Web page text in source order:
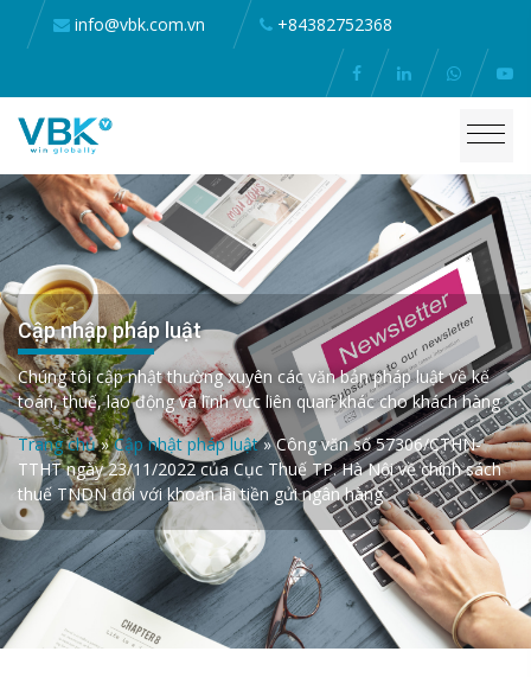
info@vbk.com.vn +84382752368
Cập nhập pháp luật
Chúng tôi cập nhật thường xuyên các văn bản pháp luật về kế
toán, thuế, lao động và lĩnh vực liên quan khác cho khách hàng
Trang chủ»Cập nhật pháp luật»Công văn số 57306/CTHN-
TTHT ngày 23/11/2022 của Cục Thuế TP. Hà Nội về chính sách
thuế TNDN đối với khoản lãi tiền gửi ngân hàng